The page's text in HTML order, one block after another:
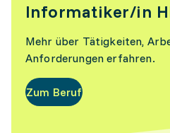
Informatiker/in
Mehr über Tätigkeiten,
Anforderungen erfahren.
Zum Beruf